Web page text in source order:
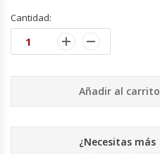
Embutidoras
Expendedoras De Jugo
Cantidad:
Añadir al carrito
¿Necesitas más